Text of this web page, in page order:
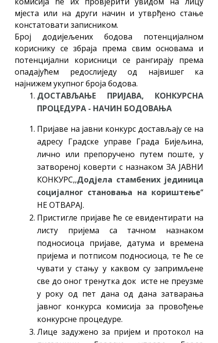
мјеста или на други начин и утврђено стање
констатовати записником.
Број додијељених бодова потенцијалном
кориснику се збраја према свим основама и
потенцијални корисници се рангирају према
опадајућем редослиједу од највишег ка
најнижем укупног броја бодова.
ДОСТАВЉАЊЕ ПРИЈАВА, КОНКУРСНА
ПРОЦЕДУРА - НАЧИН БОДОВАЊА
Пријаве на јавни конкурс достављају се на
адресу Градске управе Града Бијељина,
лично или препоручено путем поште, у
затвореној коверти с назнаком ЗА ЈАВНИ
КОНКУРС,,Додјела стамбених јединица
социјалног становања на кориштење“
НЕ ОТВАРАЈ.
Пристигле пријаве ће се евидентирати на
листу пријема са тачном назнаком
подносиоца пријаве, датума и времена
пријема и потписом подносиоца, те ће се
чувати у стању у каквом су запримљене
све до оног тренутка док исте не преузме
у року од пет дана од дана затварања
јавног конкурса комисија за провођење
конкурсне процедуре.
Лице задужено за пријем и протокол на